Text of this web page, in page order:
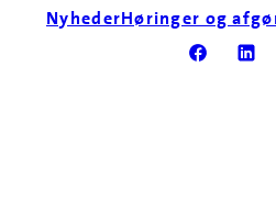
NyhederHøringer og